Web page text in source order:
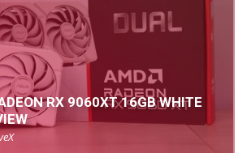
RX 9060XT 16GB WHITE